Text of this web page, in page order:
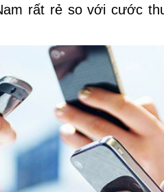
rất rẻ so với cước